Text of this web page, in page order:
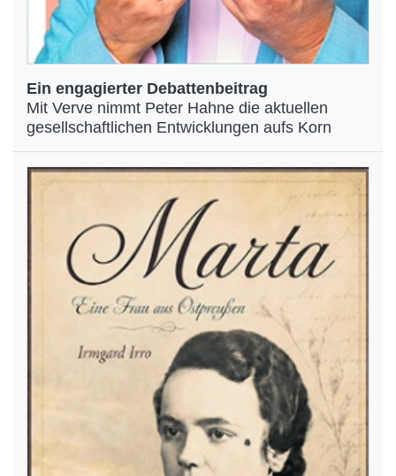
Ein engagierter Debattenbeitrag
Mit Verve nimmt Peter Hahne die aktuellen
gesellschaftlichen Entwicklungen aufs Korn